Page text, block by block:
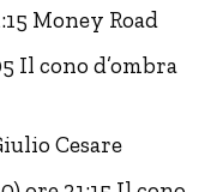
Money Road
Il cono d’ombra
Cesare